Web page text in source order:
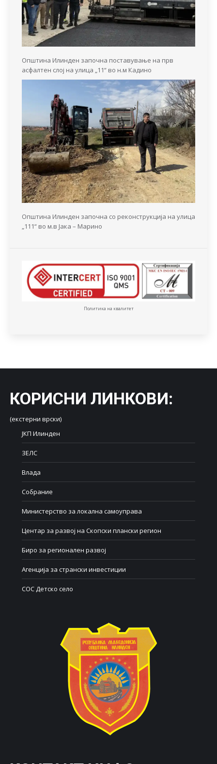
Општина Илинден започна поставување на прв
асфалтен слој на улица „11“ во н.м Кадино
Општина Илинден започна со реконструкција на улица
„111“ во м.в Јака – Марино
Политика на квалитет
КОРИСНИ ЛИНКОВИ:
(екстерни врски)
ЈКП Илинден
ЗЕЛС
Влада
Собрание
Министерство за локална самоуправа
Центар за развој на Скопски плански регион
Биро за регионален развој
Агенција за странски инвестиции
СОС Детско село